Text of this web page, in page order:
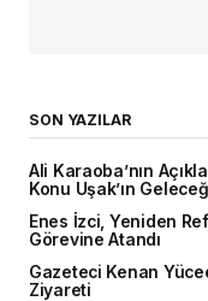
SON YAZILAR
Ali Karaoba’nın
Konu Uşak’ın
Enes İzci, Yeniden
Görevine Atandı
Gazeteci Kenan
Ziyareti